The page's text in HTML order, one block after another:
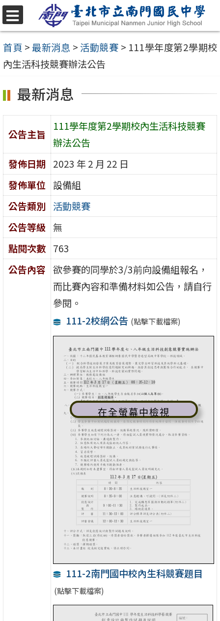
跳
至
主
要
容
選
單
首頁 >最新消息 > 活動競賽 > 111學年度第2學期校
內生活科技競賽辦法公告
最新消息
公告主旨
111學年度第2學期校內生活科技競賽
辦法公告
發佈日期
2023 年 2 月 22 日
發佈單位 設備組
公告類別
活動競賽
公告等級 無
點閱次數 763
公告內容 欲參賽的同學於3/3前向設備組報名，
而比賽內容和準備材料如公告，請自行
參閱。
111-2校網公告 (點擊下載檔案)
在全螢幕中檢視
111-2南門國中校內生科競賽題目
(點擊下載檔案)